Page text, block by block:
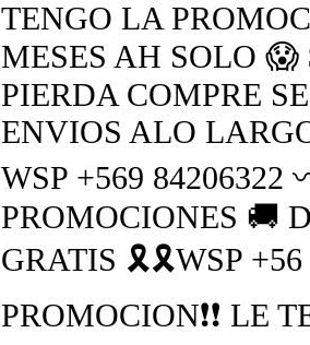
TENGO LA
MESES AH SOLO 😱
PIERDA COMPRE
ENVIOS ALO
WSP +569 84206322
PROMOCIONES 🚚
GRATIS 🎗🎗WSP +56
PROMOCION❗❗ LE